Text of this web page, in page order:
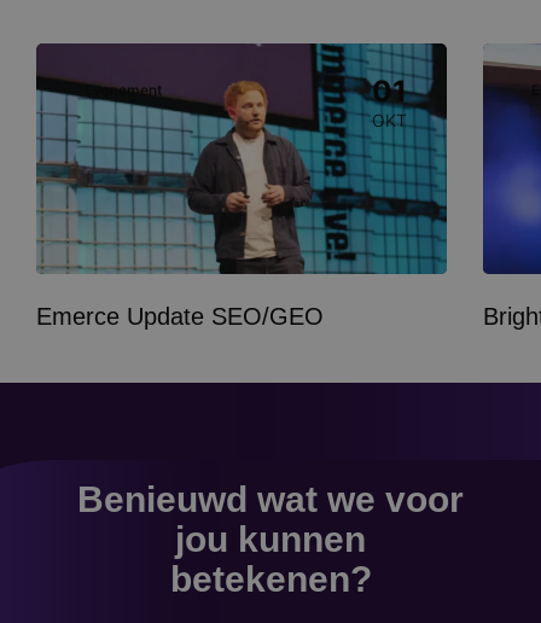
Evenement 01
OKT
Emerce Update SEO/GEO
Image
Benieuwd wat we voor
jou kunnen
betekenen?